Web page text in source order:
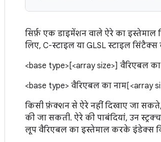
सिर्फ़ एक डाइमेंशन वाले ऐरे का इस्तेमाल
लिए, C-स्टाइल या GLSL स्टाइल
<base type>[<array size>] वैरिएबल
<base type> वैरिएबल का नाम[<array
किसी फ़ंक्शन से ऐरे नहीं दिखाए जा
की जा सकती. ऐरे की पाबंदियां, उन
लूप वैरिएबल का इस्तेमाल करके इंडेक्स